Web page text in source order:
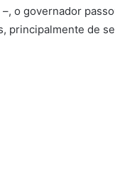
o governador
principalmente de